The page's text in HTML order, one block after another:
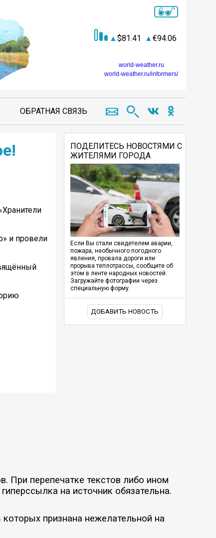
81.41 94.06
world-weather.ru
world-weather.ru/informers/
ОБРАТНАЯ СВЯЗЬ
и провели
ПОДЕЛИТЕСЬ НОВОСТЯМИ С
ЖИТЕЛЯМИ ГОРОДА
Если Вы стали свидетелем аварии,
пожара, необычного погодного
явления, провала дороги или
прорыва теплотрассы, сообщите об
этом в ленте народных новостей.
Загружайте фотографии через
специальную форму.
ДОБАВИТЬ НОВОСТЬ
При перепечатке текстов либо ином
на источник обязательна.
признана нежелательной на